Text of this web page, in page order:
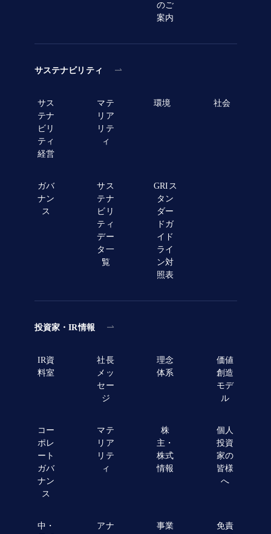
のご
案内
サステナビリティ
サス
テナ
ビリ
ティ
経営
マテ
リア
リテ
ィ
環境 社会
ガバ
ナン
ス
サス
テナ
ビリ
ティ
デー
タ一
覧
GRIス
タン
ダー
ドガ
イド
ライ
ン対
照表
投資家・IR情報
IR資
料室
社長
メッ
セー
ジ
理念
体系
価値
創造
モデ
ル
コー
ポレ
ート
ガバ
ナン
ス
マテ
リア
リテ
ィ
株
主・
株式
情報
個人
投資
家の
皆様
へ
中・
アナ
事業
免責